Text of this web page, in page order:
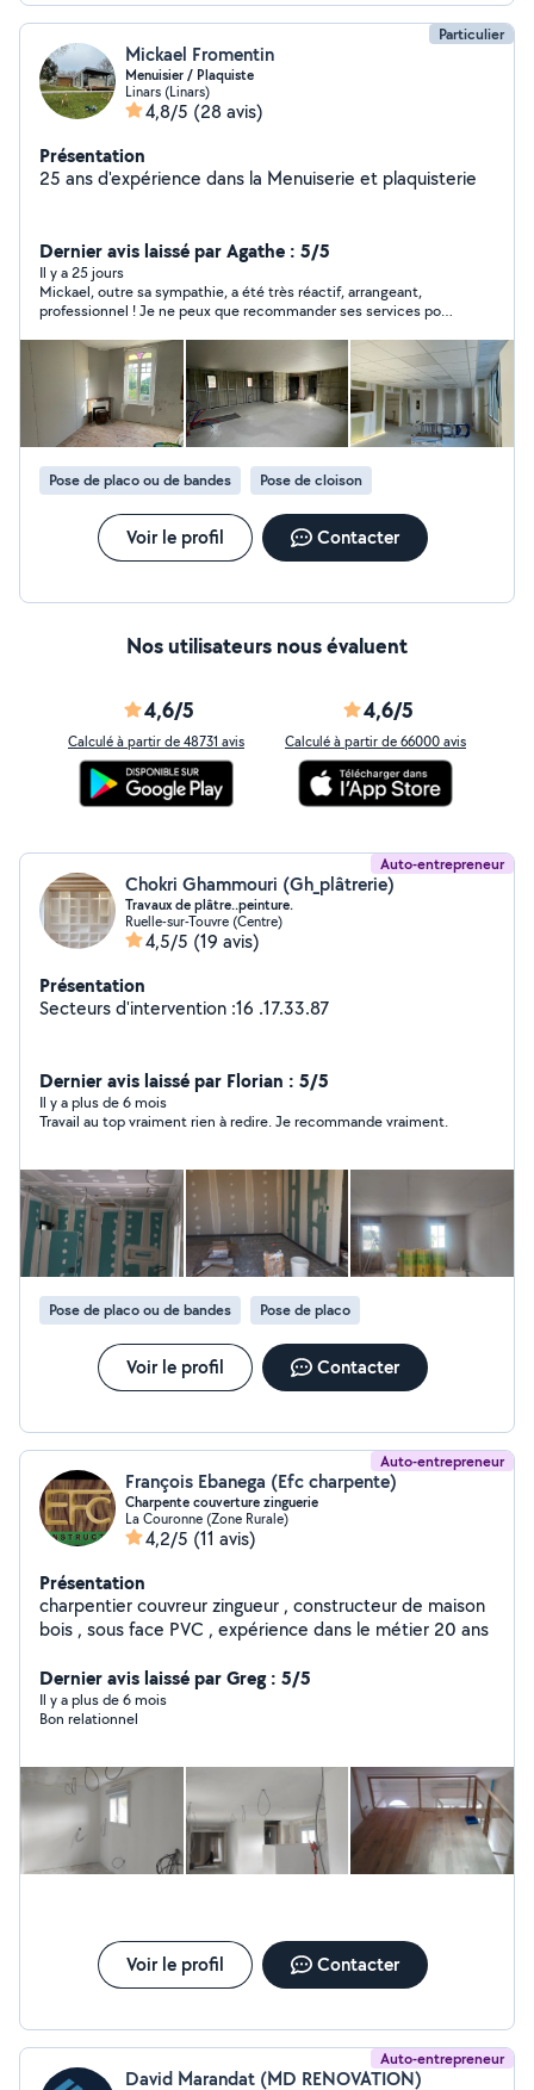
Particulier
Mickael Fromentin
Menuisier / Plaquiste
Linars (Linars)
4,8/5 (28 avis)
Présentation
25 ans d'expérience dans la Menuiserie et plaquisterie
Dernier avis laissé par Agathe : 5/5
Il y a 25 jours
Mickael, outre sa sympathie, a été très réactif, arrangeant,
professionnel ! Je ne peux que recommander ses services pour
Pose de placo ou de bandes Pose de cloison
Voir le profil Contacter
Nos utilisateurs nous évaluent
4,6/5
Calculé à partir de 48731 avis
4,6/5
Calculé à partir de 66000 avis
Auto-entrepreneur
Chokri Ghammouri (Gh_plâtrerie)
Travaux de plâtre..peinture.
Ruelle-sur-Touvre (Centre)
4,5/5 (19 avis)
Présentation
Secteurs d'intervention :16 .17.33.87
Dernier avis laissé par Florian : 5/5
Il y a plus de 6 mois
Travail au top vraiment rien à redire. Je recommande vraiment.
Pose de placo ou de bandes Pose de placo
Voir le profil Contacter
Auto-entrepreneur
François Ebanega (Efc charpente)
Charpente couverture zinguerie
La Couronne (Zone Rurale)
4,2/5 (11 avis)
Présentation
charpentier couvreur zingueur , constructeur de maison
bois , sous face PVC , expérience dans le métier 20 ans
Dernier avis laissé par Greg : 5/5
Il y a plus de 6 mois
Bon relationnel
Voir le profil Contacter
Auto-entrepreneur
David Marandat (MD RENOVATION)